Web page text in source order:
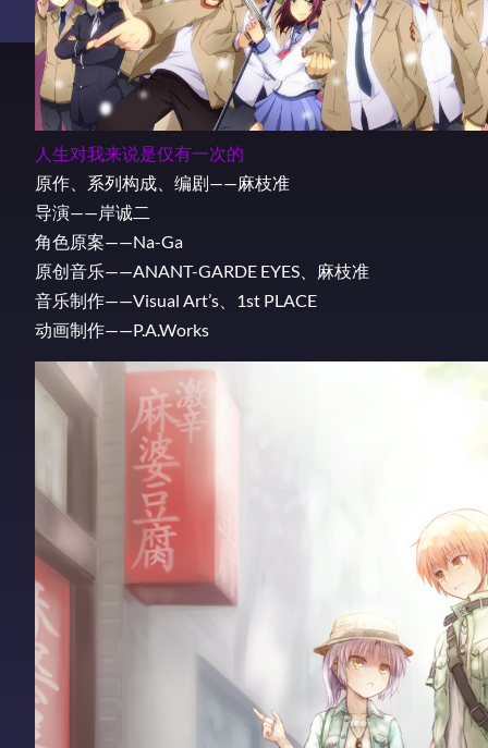
人生对我来说是仅有一次的
原作、系列构成、编剧——麻枝准
导演——岸诚二
角色原案——Na-Ga
原创音乐——ANANT-GARDE EYES、麻枝准
音乐制作——Visual Art’s、1st PLACE
动画制作——P.A.Works